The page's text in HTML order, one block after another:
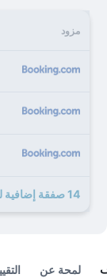
مزود
14 صفقة إضافية لـ ذي إمبريال هوتل
لمحة عن